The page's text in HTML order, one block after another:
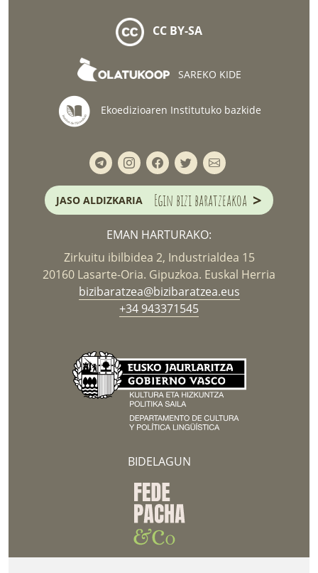
CC BY-SA
SAREKO KIDE
Ekoedizioaren Institutuko bazkide
JASO ALDIZKARIA Egin bizi baratzeakoa >
EMAN HARTURAKO:
Zirkuitu ibilbidea 2, Industrialdea 15
20160 Lasarte-Oria. Gipuzkoa. Euskal Herria
bizibaratzea@bizibaratzea.eus
+34 943371545
BIDELAGUN